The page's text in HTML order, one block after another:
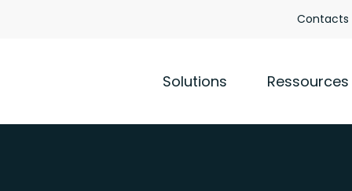
Contacts
Solutions Ressources